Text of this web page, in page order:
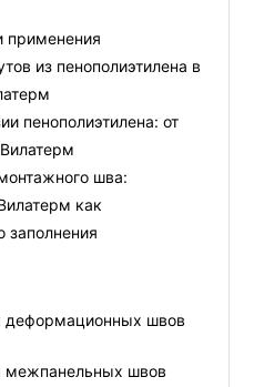
применения
из пенополиэтилена в
пенополиэтилена: от
шва:
как
заполнения
деформационных швов
межпанельных швов